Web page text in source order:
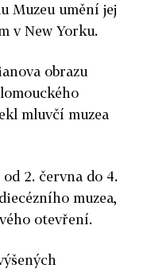
Muzeu umění jej
v New Yorku.
obrazu
mluvčí muzea
2. června do 4.
muzea,
otevření.